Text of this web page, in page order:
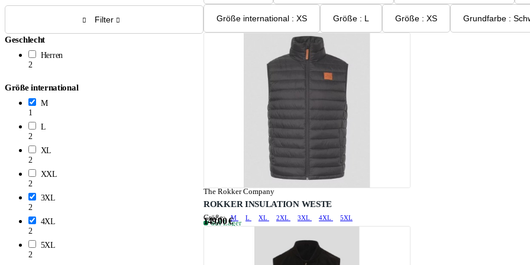
Filter
Geschlecht
Herren
2
Größe international
M
1
L
2
XL
2
XXL
2
3XL
2
4XL
2
5XL
2
Größe international : XS Größe : L Größe : XS Grundfarbe
The Rokker Company
ROKKER INSULATION WESTE
Größe: M L XL 2XL 3XL 4XL 5XL
auf Lager
149,00 €